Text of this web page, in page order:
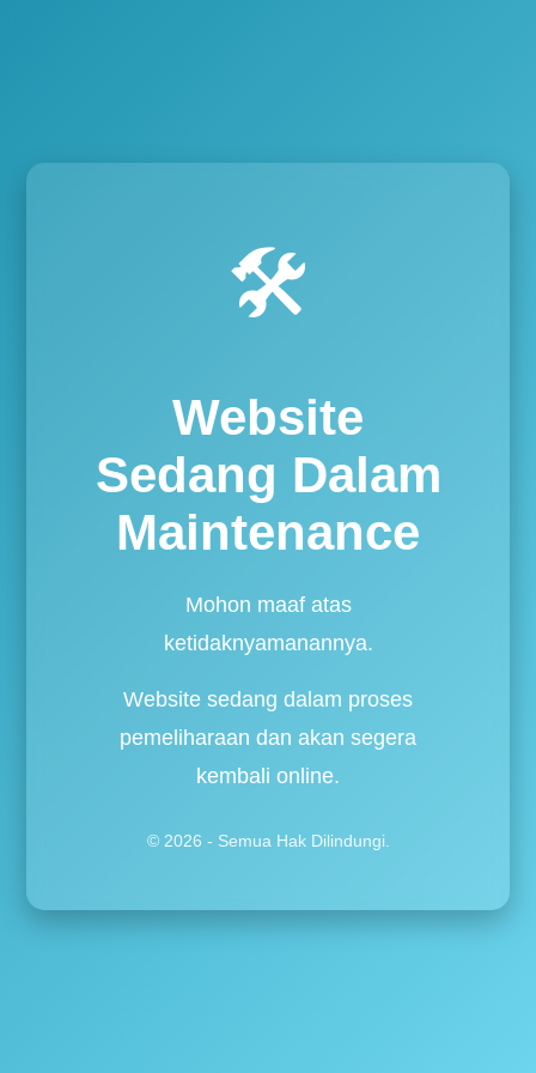
🛠️
Website
Sedang Dalam
Maintenance
Mohon maaf atas
ketidaknyamanannya.
Website sedang dalam proses
pemeliharaan dan akan segera
kembali online.
© 2026 - Semua Hak Dilindungi.